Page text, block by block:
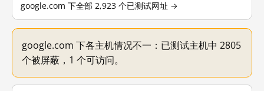
google.com 下全部 2,923 个已测试网址 →
google.com 下各主机情况不一：已测试主机中 2805
个被屏蔽，1 个可访问。